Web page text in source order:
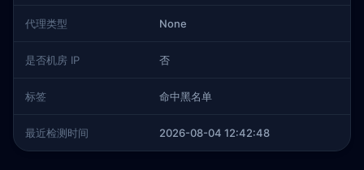
代理类型 None
是否机房 IP 否
标签 命中黑名单
最近检测时间 2026-08-04 12:42:48